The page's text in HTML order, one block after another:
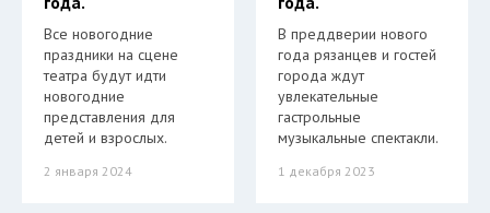
Все новогодние
праздники на сцене
театра будут идти
новогодние
представления для
детей и взрослых.
2 января 2024
В преддверии нового
года рязанцев и гостей
города ждут
увлекательные
гастрольные
музыкальные спектакли.
1 декабря 2023